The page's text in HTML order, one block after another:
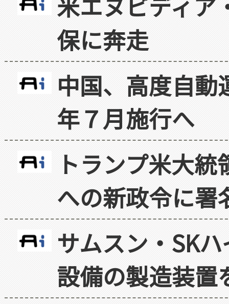
保に奔走
中国、高度自
年７月施行へ
トランプ米大
への新政令に署
サムスン・SK
設備の製造装置